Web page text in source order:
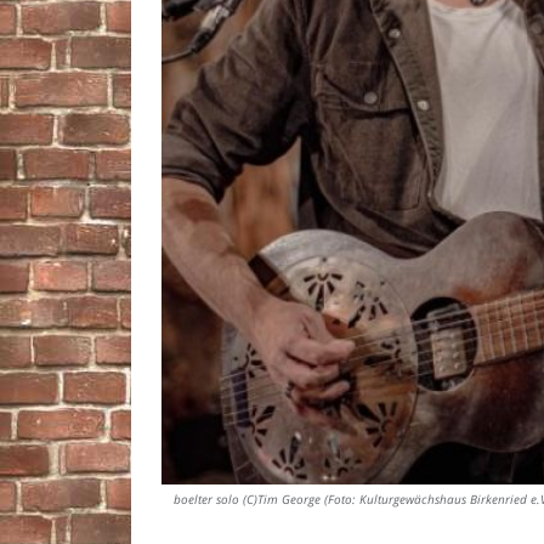
boelter solo (C)Tim George (Foto: Kulturgewächshaus Birkenried